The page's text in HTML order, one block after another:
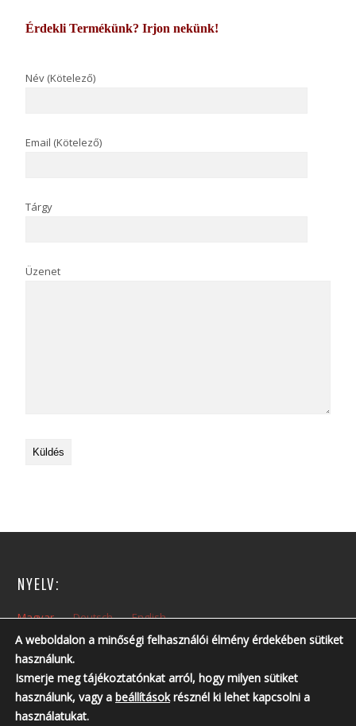
Érdekli Termékünk? Irjon nekünk!
Név (Kötelező)
Email (Kötelező)
Tárgy
Üzenet
NYELV:
Magyar Deutsch English
NYITVA TARTÁS:
Hétfőtől – Péntekig: 10:00 – 14:00
Nyitvatartási időn kívül, előzetes telefonos egyeztetés szükséges!
A weboldalon a minőségi felhasználói élmény érdekében sütiket
használunk.
Ismerje meg tájékoztatónkat arról, hogy milyen sütiket
használunk, vagy a beállításokrésznél ki lehet kapcsolni a
használatukat.